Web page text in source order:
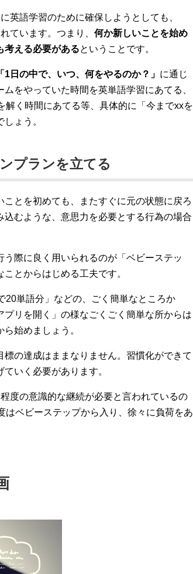
英語学習のために確保しようとしても、
ています。つまり、 何か新しいことを始め
考える必要があるということです。
「1日の中で、いつ、何をやるのか？」 に通じ
をやっていた時間を英単語学習にあてる、
く時間にあてる等、具体的に「今までxxを
ょう。
プランを立てる
とを初めても、またすぐに元の状態に戻ろ
むような、意思力を必要とする行為の場合
際に良く用いられるのが「ベビーステッ
とからはじめる工夫です。
20単語分」などの、ごく簡単なところか
リを開く」の様なごくごく簡単な所からは
始めましょう。
の達成はままなりません。習慣化ができて
いく必要があります。
度の意識的な継続が必要と言われているの
ベビーステップから入り、徐々に負荷をあ